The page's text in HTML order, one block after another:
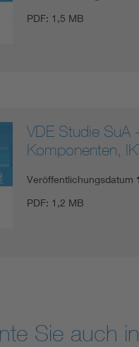
PDF: 1,5 MB
VDE Studie SuA
Komponenten,
Veröffentlichungsdatum
PDF: 1,2 MB
Sie auch